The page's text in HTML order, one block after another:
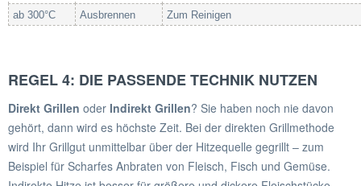
ab 300°C
Ausbrennen Zum Reinigen
REGEL 4: DIE PASSENDE TECHNIK NUTZEN
Direkt Grillen oder Indirekt Grillen? Sie haben noch nie davon
gehört, dann wird es höchste Zeit. Bei der direkten Grillmethode
wird Ihr Grillgut unmittelbar über der Hitzequelle gegrillt – zum
Beispiel für Scharfes Anbraten von Fleisch, Fisch und Gemüse.